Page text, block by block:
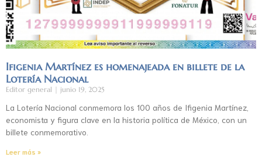
Ifigenia Martínez es homenajeada en billete de la
Lotería Nacional
Editor general junio 19, 2025
La Lotería Nacional conmemora los 100 años de Ifigenia Martínez,
economista y figura clave en la historia política de México, con un
billete conmemorativo.
Leer más »